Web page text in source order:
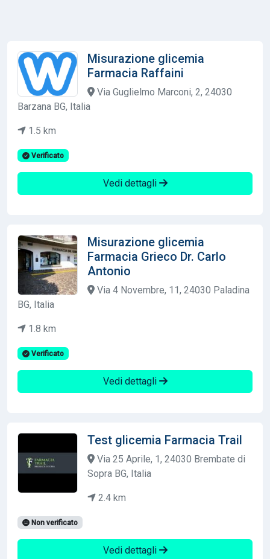
Misurazione glicemia
Farmacia Raffaini
Via Guglielmo Marconi, 2, 24030
Barzana BG, Italia
1.5 km
Verificato
Vedi dettagli
Misurazione glicemia
Farmacia Grieco Dr. Carlo
Antonio
Via 4 Novembre, 11, 24030 Paladina
BG, Italia
1.8 km
Verificato
Vedi dettagli
Test glicemia Farmacia Trail
Via 25 Aprile, 1, 24030 Brembate di
Sopra BG, Italia
2.4 km
Non verificato
Vedi dettagli